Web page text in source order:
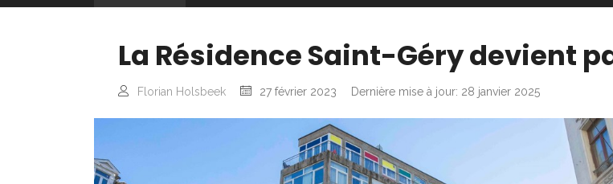
La Résidence Saint-Géry devient
Florian Holsbeek 27 février 2023 Dernière mise à jour: 28 janvier 2025